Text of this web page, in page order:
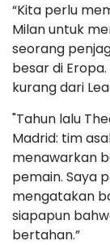
“Kita perlu
Milan untuk
seorang
besar di
kurang dari
"Tahun lalu
Madrid: tim
menawarkan
pemain. Saya
mengatakan
siapapun
bertahan.”